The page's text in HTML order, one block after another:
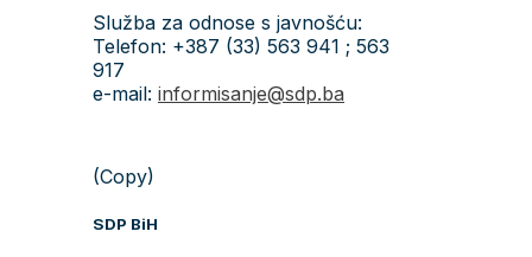
Služba za odnose s javnošću:
Telefon: +387 (33) 563 941 ; 563
917
e-mail: informisanje@sdp.ba
(Copy)
SDP BiH